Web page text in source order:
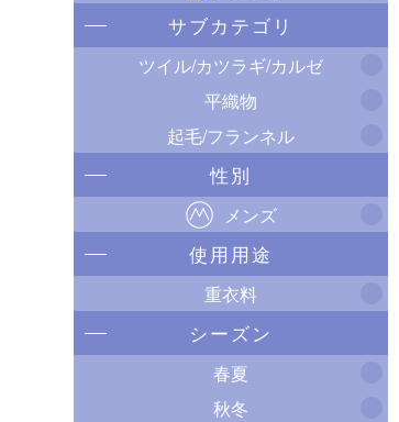
サブカテゴリ
ツイル/カツラギ/カルゼ
平織物
起毛/フランネル
性別
メンズ
使用用途
重衣料
シーズン
春夏
秋冬